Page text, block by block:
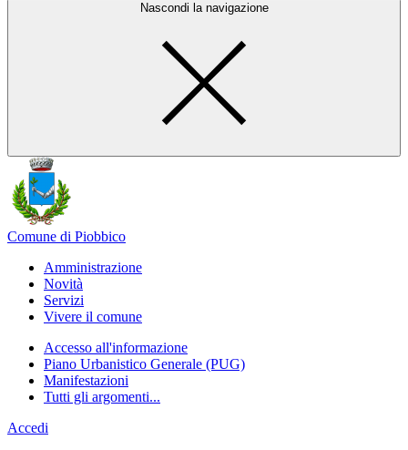
Nascondi la navigazione
Comune di Piobbico
Amministrazione
Novità
Servizi
Vivere il comune
Accesso all'informazione
Piano Urbanistico Generale (PUG)
Manifestazioni
Tutti gli argomenti...
Accedi